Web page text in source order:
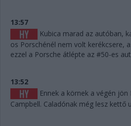
13:57
Kubica marad az autóban,
os Porschénél nem volt kerékcsere,
ezzel a Porsche átlépte az #50-es
13:52
Ennek a körnek a végén jön
Campbell. Caladónak még lesz kettő